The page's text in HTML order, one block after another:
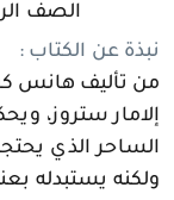
الصف
نبذة عن الكتاب :
من تأليف هانس
إلامار ستروز،
الساحر الذي
ولكنه يستبدله